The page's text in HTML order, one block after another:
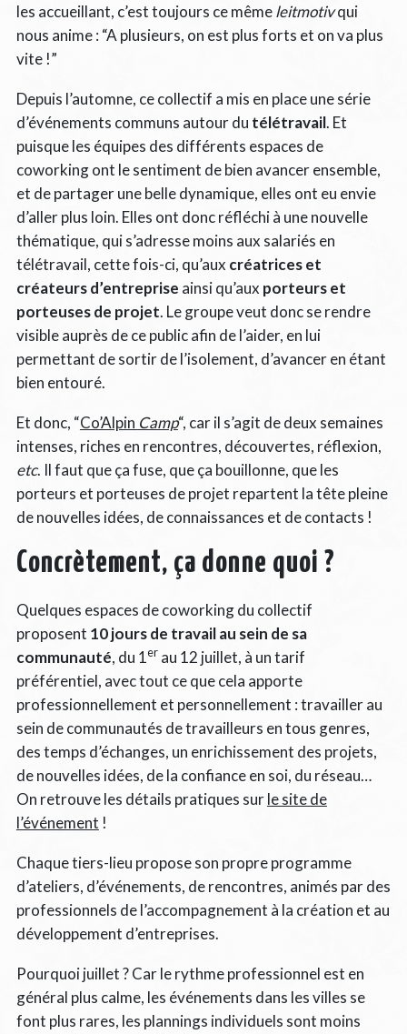
les accueillant, c’est toujours ce mêmeleitmotivqui
nous anime : “A plusieurs, on est plus forts et on va plus
vite !”
Depuis l’automne, ce collectif a mis en place une série
d’événements communs autour du télétravail. Et
puisque les équipes des différents espaces de
coworking ont le sentiment de bien avancer ensemble,
et de partager une belle dynamique, elles ont eu envie
d’aller plus loin. Elles ont donc réfléchi à une nouvelle
thématique, qui s’adresse moins aux salariés en
télétravail, cette fois-ci, qu’aux créatrices et
créateurs d’entreprise ainsi qu’aux porteurs et
porteuses de projet. Le groupe veut donc se rendre
visible auprès de ce public afin de l’aider, en lui
permettant de sortir de l’isolement, d’avancer en étant
bien entouré.
Et donc, “Co’Alpin Camp“, car il s’agit de deux semaines
intenses, riches en rencontres, découvertes, réflexion,
etc. Il faut que ça fuse, que ça bouillonne, que les
porteurs et porteuses de projet repartent la tête pleine
de nouvelles idées, de connaissances et de contacts !
Concrètement, ça donne quoi ?
Quelques espaces de coworking du collectif
proposent 10 jours de travail au sein de sa
communauté, du 1erau 12 juillet, à un tarif
préférentiel, avec tout ce que cela apporte
professionnellement et personnellement : travailler au
sein de communautés de travailleurs en tous genres,
des temps d’échanges, un enrichissement des projets,
de nouvelles idées, de la confiance en soi, du réseau…
On retrouve les détails pratiques surle site de
l’événement !
Chaque tiers-lieu propose son propre programme
d’ateliers, d’événements, de rencontres, animés par des
professionnels de l’accompagnement à la création et au
développement d’entreprises.
Pourquoi juillet ? Car le rythme professionnel est en
général plus calme, les événements dans les villes se
font plus rares, les plannings individuels sont moins